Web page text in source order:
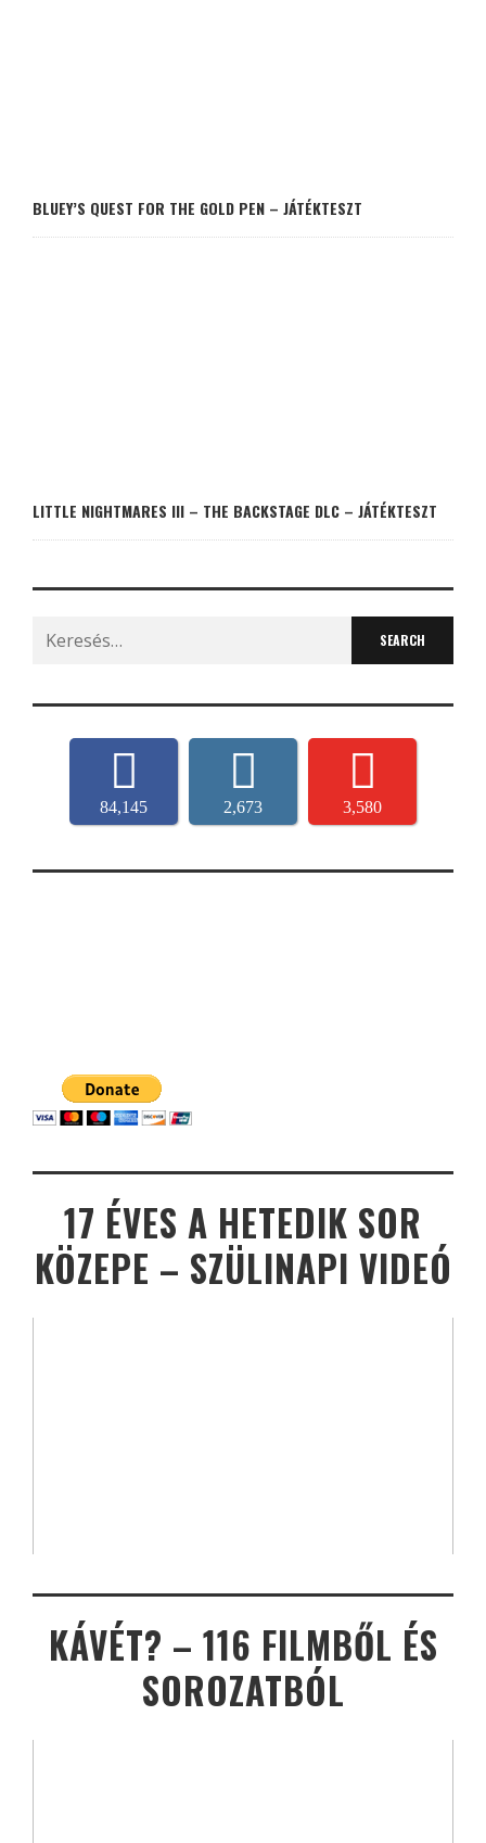
BLUEY’S QUEST FOR THE GOLD PEN – JÁTÉKTESZT
LITTLE NIGHTMARES III – THE BACKSTAGE DLC – JÁTÉKTESZT
Search
for:
84,145 2,673 3,580
17 ÉVES A HETEDIK SOR
KÖZEPE – SZÜLINAPI VIDEÓ
KÁVÉT? – 116 FILMBŐL ÉS
SOROZATBÓL